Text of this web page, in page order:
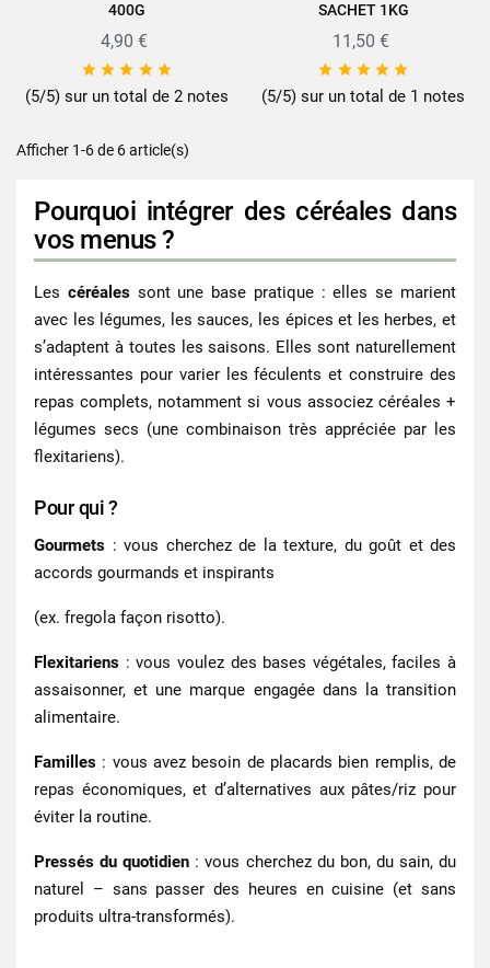
400G
4,90 €
    
(5/5) sur un total de 2 notes
SACHET 1KG
11,50 €
    
(5/5) sur un total de 1 notes
Afficher 1-6 de 6 article(s)
Pourquoi intégrer des céréales dans
vos menus ?
Les céréalessont une base pratique : elles se marient
avec les légumes, les sauces, les épices et les herbes, et
s’adaptent à toutes les saisons. Elles sont naturellement
intéressantes pour varier les féculents et construire des
repas complets, notamment si vous associez céréales +
légumes secs (une combinaison très appréciée par les
flexitariens).
Pour qui ?
Gourmets : vous cherchez de la texture, du goût et des
accords gourmands et inspirants
(ex. fregola façon risotto).
Flexitariens : vous voulez des bases végétales, faciles à
assaisonner, et une marque engagée dans la transition
alimentaire.
Familles : vous avez besoin de placards bien remplis, de
repas économiques, et d’alternatives aux pâtes/riz pour
éviter la routine.
Pressés du quotidien : vous cherchez du bon, du sain, du
naturel – sans passer des heures en cuisine (et sans
produits ultra-transformés).